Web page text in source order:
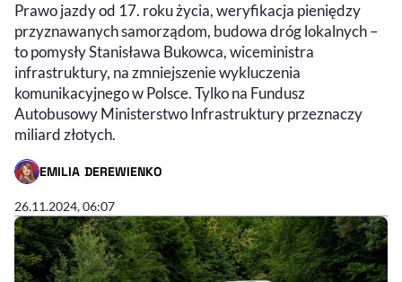
Prawo jazdy od 17. roku życia, weryfikacja pieniędzy
przyznawanych samorządom, budowa dróg lokalnych –
to pomysły Stanisława Bukowca, wiceministra
infrastruktury, na zmniejszenie wykluczenia
komunikacyjnego w Polsce. Tylko na Fundusz
Autobusowy Ministerstwo Infrastruktury przeznaczy
miliard złotych.
EMILIA DEREWIENKO
- AUTOR ARTYKUŁU - PROFIL
26.11.2024, 06:07